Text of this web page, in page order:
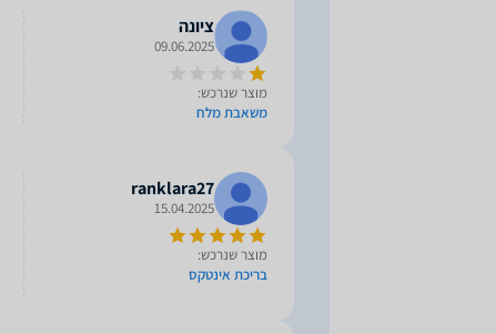
ציונה
09.06.2025
מוצר שנרכש:
משאבת מלח
ranklara27
15.04.2025
מוצר שנרכש:
בריכת אינטקס